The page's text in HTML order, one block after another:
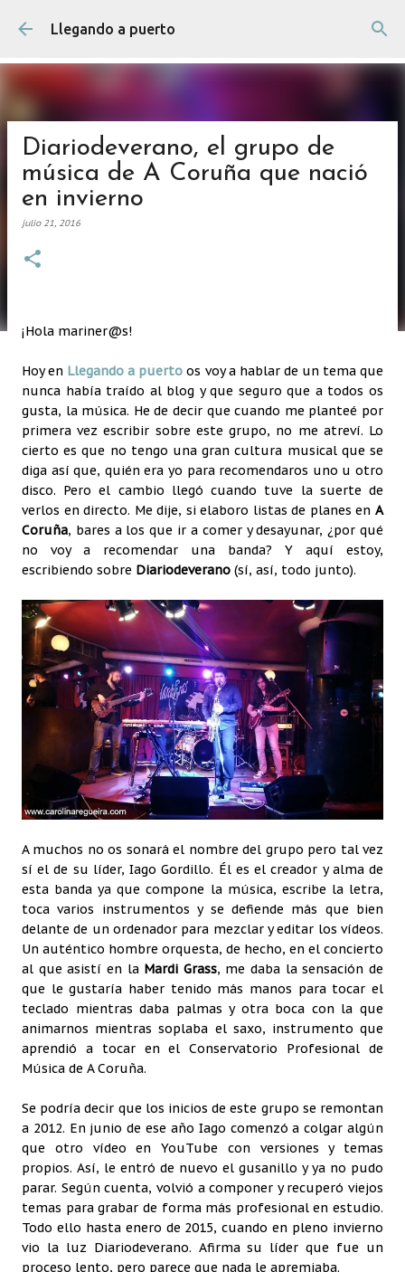
Ir al contenido principal
Llegando a puerto
Diariodeverano, el grupo de
música de A Coruña que nació
en invierno
julio 21, 2016
¡Hola mariner@s!
Hoy en Llegando a puerto os voy a hablar de un tema que
nunca había traído al blog y que seguro que a todos os
gusta, la música. He de decir que cuando me planteé por
primera vez escribir sobre este grupo, no me atreví. Lo
cierto es que no tengo una gran cultura musical que se
diga así que, quién era yo para recomendaros uno u otro
disco. Pero el cambio llegó cuando tuve la suerte de
verlos en directo. Me dije, si elaboro listas de planes en A
Coruña, bares a los que ir a comer y desayunar, ¿por qué
no voy a recomendar una banda? Y aquí estoy,
escribiendo sobre Diariodeverano (sí, así, todo junto).
A muchos no os sonará el nombre del grupo pero tal vez
sí el de su líder, Iago Gordillo. Él es el creador y alma de
esta banda ya que compone la música, escribe la letra,
toca varios instrumentos y se defiende más que bien
delante de un ordenador para mezclar y editar los vídeos.
Un auténtico hombre orquesta, de hecho, en el concierto
al que asistí en la Mardi Grass, me daba la sensación de
que le gustaría haber tenido más manos para tocar el
teclado mientras daba palmas y otra boca con la que
animarnos mientras soplaba el saxo, instrumento que
aprendió a tocar en el Conservatorio Profesional de
Música de A Coruña.
Se podría decir que los inicios de este grupo se remontan
a 2012. En junio de ese año Iago comenzó a colgar algún
que otro vídeo en YouTube con versiones y temas
propios. Así, le entró de nuevo el gusanillo y ya no pudo
parar. Según cuenta, volvió a componer y recuperó viejos
temas para grabar de forma más profesional en estudio.
Todo ello hasta enero de 2015, cuando en pleno invierno
vio la luz Diariodeverano. Afirma su líder que fue un
proceso lento, pero parece que nada le apremiaba.